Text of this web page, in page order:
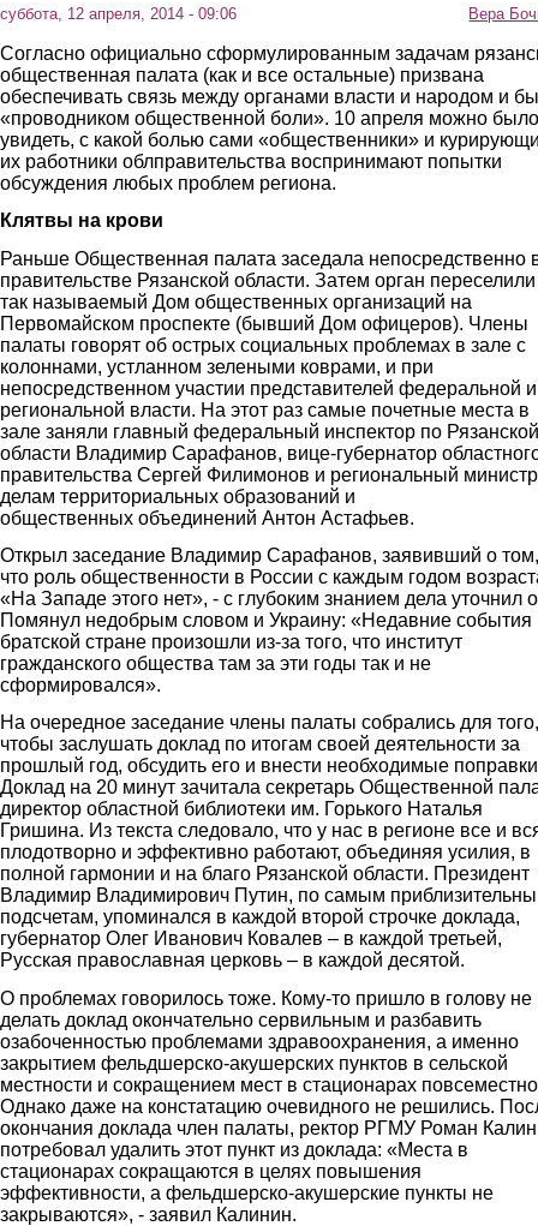
суббота, 12 апреля, 2014 - 09:06 Вера
Согласно официально сформулированным задачам
общественная палата (как и все остальные) призвана
обеспечивать связь между органами власти и народом и
«проводником общественной боли». 10 апреля можно было
увидеть, с какой болью сами «общественники» и
их работники облправительства воспринимают попытки
обсуждения любых проблем региона.
Клятвы на крови
Раньше Общественная палата заседала непосредственно
правительстве Рязанской области. Затем орган
так называемый Дом общественных организаций на
Первомайском проспекте (бывший Дом офицеров). Члены
палаты говорят об острых социальных проблемах в зале с
колоннами, устланном зелеными коврами, и при
непосредственном участии представителей федеральной и
региональной власти. На этот раз самые почетные места в
зале заняли главный федеральный инспектор по Рязанской
области Владимир Сарафанов, вице-губернатор
правительства Сергей Филимонов и региональный
делам территориальных образований и
общественных объединений Антон Астафьев.
Открыл заседание Владимир Сарафанов, заявивший о том,
что роль общественности в России с каждым годом
«На Западе этого нет», - с глубоким знанием дела уточнил
Помянул недобрым словом и Украину: «Недавние события
братской стране произошли из-за того, что институт
гражданского общества там за эти годы так и не
сформировался».
На очередное заседание члены палаты собрались для того,
чтобы заслушать доклад по итогам своей деятельности за
прошлый год, обсудить его и внести необходимые
Доклад на 20 минут зачитала секретарь Общественной
директор областной библиотеки им. Горького Наталья
Гришина. Из текста следовало, что у нас в регионе все и
плодотворно и эффективно работают, объединяя усилия, в
полной гармонии и на благо Рязанской области. Президент
Владимир Владимирович Путин, по самым
подсчетам, упоминался в каждой второй строчке доклада,
губернатор Олег Иванович Ковалев – в каждой третьей,
Русская православная церковь – в каждой десятой.
О проблемах говорилось тоже. Кому-то пришло в голову не
делать доклад окончательно сервильным и разбавить
озабоченностью проблемами здравоохранения, а именно
закрытием фельдшерско-акушерских пунктов в сельской
местности и сокращением мест в стационарах
Однако даже на констатацию очевидного не решились.
окончания доклада член палаты, ректор РГМУ Роман
потребовал удалить этот пункт из доклада: «Места в
стационарах сокращаются в целях повышения
эффективности, а фельдшерско-акушерские пункты не
закрываются», - заявил Калинин.